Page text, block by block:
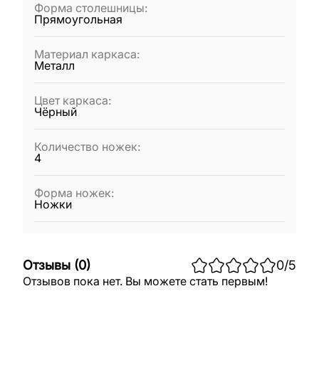
Форма столешницы:
Прямоугольная
Материал каркаса:
Металл
Цвет каркаса:
Чёрный
Количество ножек:
4
Форма ножек:
Ножки
Отзывы (0) 0/5
Отзывов пока нет. Вы можете стать первым!